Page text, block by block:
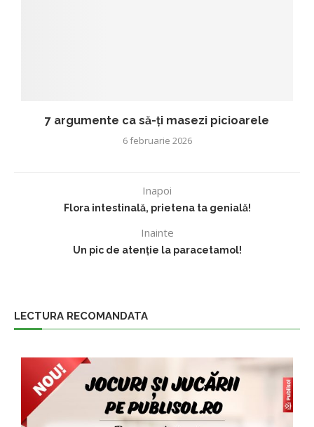
7 argumente ca să-ți masezi picioarele
6 februarie 2026
Inapoi
Flora intestinală, prietena ta genială!
Inainte
Un pic de atenție la paracetamol!
LECTURA RECOMANDATA